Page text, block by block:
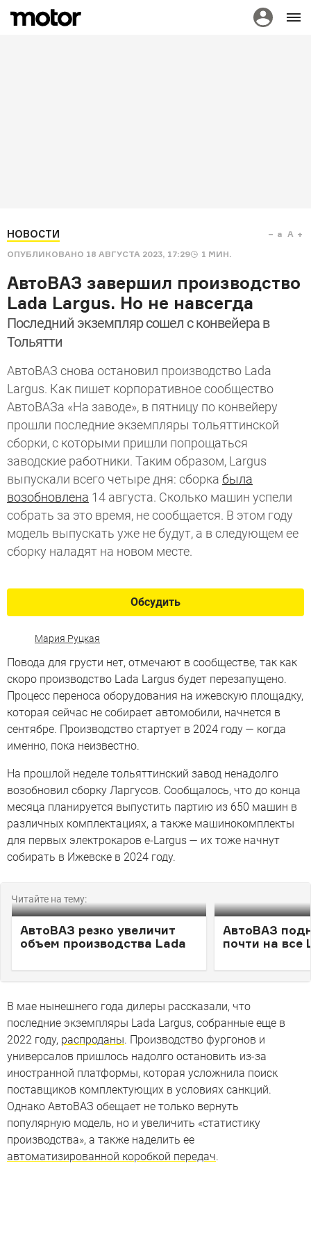
НОВОСТИ
ОПУБЛИКОВАНО 18 АВГУСТА 2023, 17:29 1 МИН.
a A
АвтоВАЗ завершил производство
Lada Largus. Но не навсегда
Последний экземпляр сошел с конвейера в
Тольятти
АвтоВАЗ снова остановил производство Lada
Largus. Как пишет корпоративное сообщество
АвтоВАЗа «На заводе», в пятницу по конвейеру
прошли последние экземпляры тольяттинской
сборки, с которыми пришли попрощаться
заводские работники. Таким образом, Largus
выпускали всего четыре дня: сборка была
возобновлена 14 августа. Сколько машин успели
собрать за это время, не сообщается. В этом году
модель выпускать уже не будут, а в следующем ее
сборку наладят на новом месте.
Обсудить
Мария Руцкая
Повода для грусти нет, отмечают в сообществе, так как
скоро производство Lada Largus будет перезапущено.
Процесс переноса оборудования на ижевскую площадку,
которая сейчас не собирает автомобили, начнется в
сентябре. Производство стартует в 2024 году — когда
именно, пока неизвестно.
На прошлой неделе тольяттинский завод ненадолго
возобновил сборку Ларгусов. Сообщалось, что до конца
месяца планируется выпустить партию из 650 машин в
различных комплектациях, а также машинокомплекты
для первых электрокаров e-Largus — их тоже начнут
собирать в Ижевске в 2024 году.
Читайте на тему:
АвтоВАЗ резко увеличит
объем производства Lada
АвтоВАЗ
почти на все
В мае нынешнего года дилеры рассказали, что
последние экземпляры Lada Largus, собранные еще в
2022 году, распроданы. Производство фургонов и
универсалов пришлось надолго остановить из-за
иностранной платформы, которая усложнила поиск
поставщиков комплектующих в условиях санкций.
Однако АвтоВАЗ обещает не только вернуть
популярную модель, но и увеличить «статистику
производства», а также наделить ее
автоматизированной коробкой передач.